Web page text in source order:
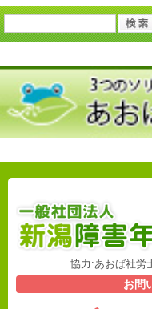
協力:あおば社労
お問